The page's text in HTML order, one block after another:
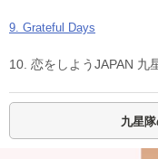
9. Grateful Days
10. 恋をしようJAPAN 九
九星